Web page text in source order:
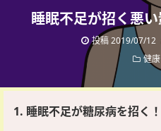
睡眠不足が招く悪
投稿 2019/07/12
健康
1. 睡眠不足が糖尿病を招く